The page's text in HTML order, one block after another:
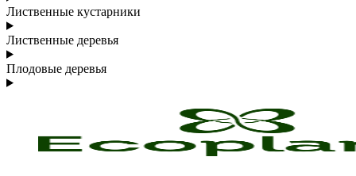
Лиственные кустарники
Лиственные деревья
Плодовые деревья